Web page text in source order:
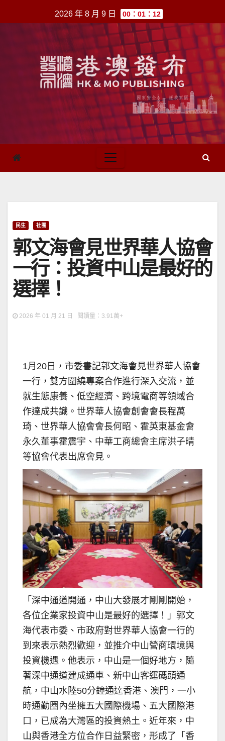
至
2026 年 8 月 9 日 00：01：12
民生 社團
郭文海會見世界華人協會
一行：投資中山是最好的
選擇！
2026 年 01 月 21 日 閱讀量：3.91萬+
1月20日，市委書記郭文海會見世界華人協會
一行，雙方圍繞專案合作進行深入交流，並
就生態康養、低空經濟、跨境電商等領域合
作達成共識。世界華人協會創會會長程萬
琦、世界華人協會會長何昭、霍英東基金會
永久董事霍震宇、中華工商總會主席洪子晴
等協會代表出席會見。
「深中通道開通，中山大發展才剛剛開始，
各位企業家投資中山是最好的選擇！」郭文
海代表市委、市政府對世界華人協會一行的
到來表示熱烈歡迎，並推介中山營商環境與
投資機遇。他表示，中山是一個好地方，隨
著深中通道建成通車、新中山客運碼頭通
航，中山水陸50分鐘通達香港、澳門，一小
時通勤圈內坐擁五大國際機場、五大國際港
口，已成為大灣區的投資熱土。近年來，中
山與香港全方位合作日益緊密，形成了「香